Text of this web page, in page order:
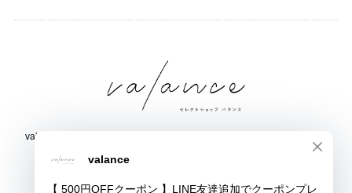
valance 福井｜レディース セレクトショップ｜ファッション通販サイト